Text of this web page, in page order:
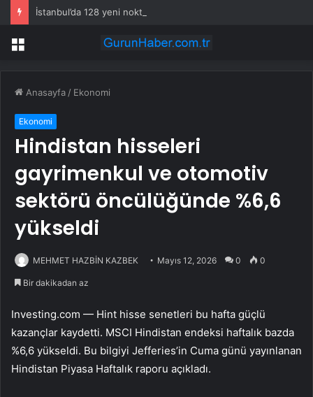
İstanbul’da 128 yeni noktaya daha EDS geliyor
Menü
Anasayfa / Ekonomi
Ekonomi
Hindistan hisseleri
gayrimenkul ve otomotiv
sektörü öncülüğünde %6,6
yükseldi
MEHMET HAZBİN KAZBEK Mayıs 12, 2026 0 0
Bir dakikadan az
Investing.com — Hint hisse senetleri bu hafta güçlü
kazançlar kaydetti. MSCI Hindistan endeksi haftalık bazda
%6,6 yükseldi. Bu bilgiyi Jefferies’in Cuma günü yayınlanan
Hindistan Piyasa Haftalık raporu açıkladı.